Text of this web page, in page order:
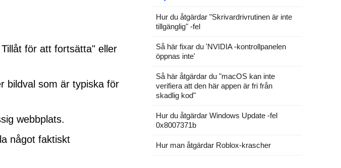
för att fortsätta" eller
bildval som är typiska för
webbplats.
något faktiskt
Hur du åtgärdar "Skrivardrivrutinen är inte
tillgänglig" -fel
Så här fixar du 'NVIDIA -kontrollpanelen
öppnas inte'
Så här åtgärdar du "macOS kan inte
verifiera att den här appen är fri från
skadlig kod"
Hur du åtgärdar Windows Update -fel
0x8007371b
Hur man åtgärdar Roblox-krascher